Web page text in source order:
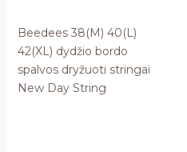
Beedees 38(M) 40(L)
42(XL) dydžio bordo
spalvos dryžuoti stringai
New Day String